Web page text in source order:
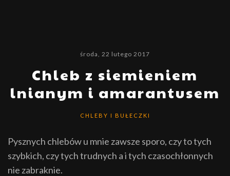
środa, 22 lutego 2017
Chleb z siemieniem
lnianym i amarantusem
CHLEBY I BUŁECZKI
Pysznych chlebów u mnie zawsze sporo, czy to tych
szybkich, czy tych trudnych a i tych czasochłonnych
nie zabraknie.